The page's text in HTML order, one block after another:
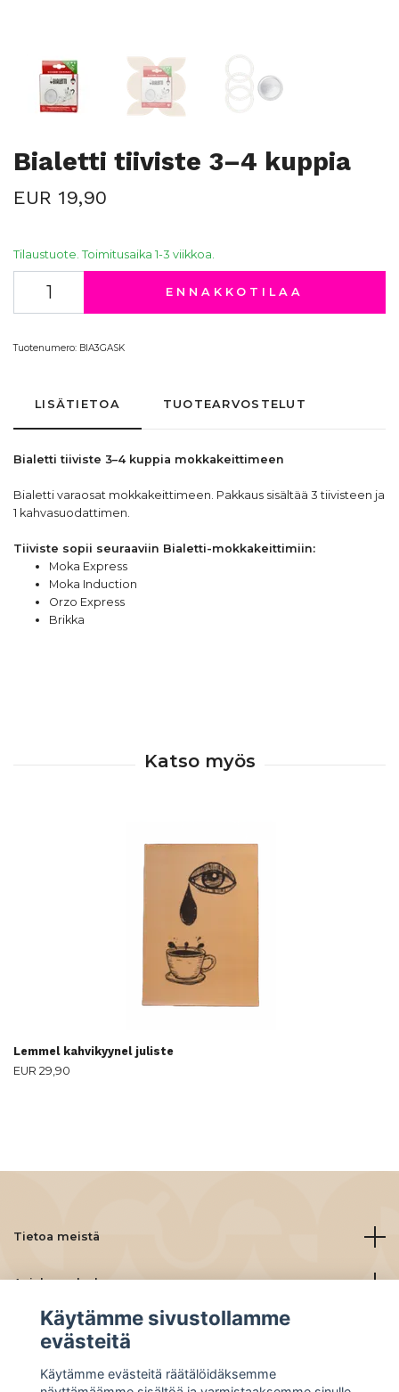
Bialetti tiiviste 3–4 kuppia
EUR 19,90
Tilaustuote. Toimitusaika 1-3 viikkoa.
ENNAKKOTILAA
Tuotenumero: BIA3GASK
LISÄTIETOA TUOTEARVOSTELUT
Bialetti tiiviste 3–4 kuppia mokkakeittimeen
Bialetti varaosat mokkakeittimeen. Pakkaus sisältää 3 tiivisteen ja
1 kahvasuodattimen.
Tiiviste sopii seuraaviin Bialetti-mokkakeittimiin:
Moka Express
Moka Induction
Orzo Express
Brikka
Lemmel kahvikyynel juliste
EUR 29,90
Tietoa meistä
Asiakaspalvelu
Lue lisää
Social Media
Käytämme sivustollamme
evästeitä
Käytämme evästeitä räätälöidäksemme